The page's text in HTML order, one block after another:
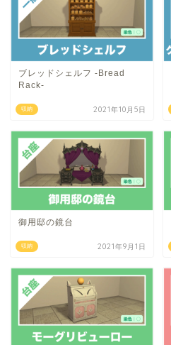
収納
ブレッドシェルフ -Bread
Rack-
2021年10月5日
収納
御用邸の鏡台
2021年9月1日